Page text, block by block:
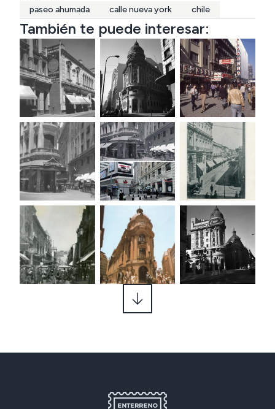
paseo ahumada calle nueva york chile
También te puede interesar: